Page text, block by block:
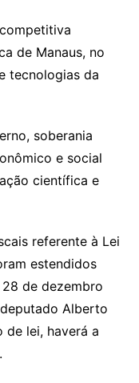
de Manaus, no
tecnologias da
soberania
e social
científica e
referente à Lei
estendidos
28 de dezembro
Alberto
lei, haverá a